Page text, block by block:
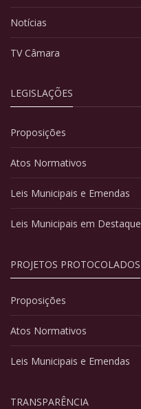
Notícias
TV Câmara
LEGISLAÇÕES
Proposições
Atos Normativos
Leis Municipais e Emendas
Leis Municipais em Destaque
PROJETOS PROTOCOLADOS
Proposições
Atos Normativos
Leis Municipais e Emendas
TRANSPARÊNCIA